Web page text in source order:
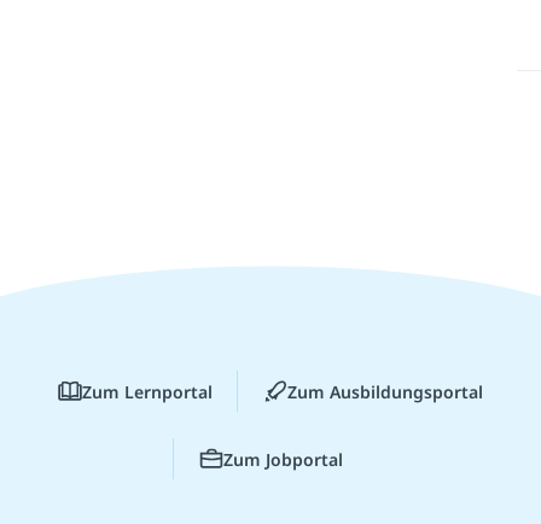
Zum Lernportal Zum Ausbildungsportal
Zum Jobportal